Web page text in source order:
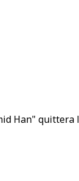
Han"